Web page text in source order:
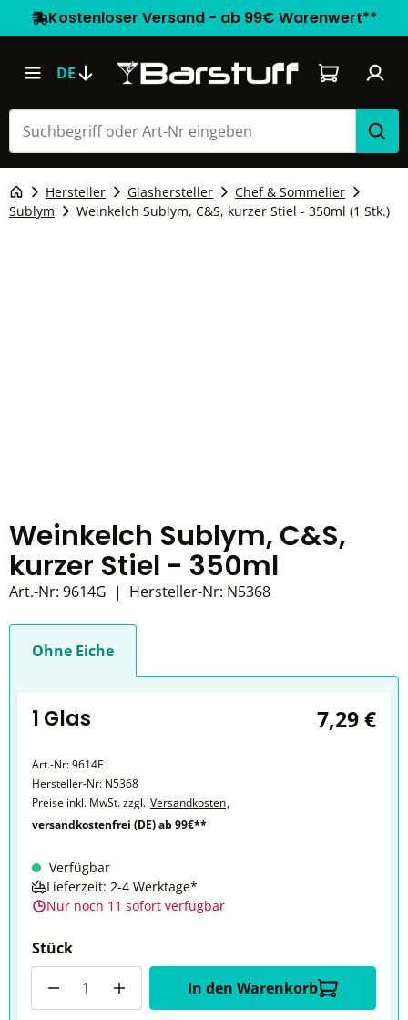
Kostenloser Versand - ab 99€ Warenwert**
DE Warenkorb
Hersteller Glashersteller
Chef & Sommelier
Sublym
Weinkelch Sublym, C&S, kurzer Stiel - 350ml (1 Stk.)
Weinkelch Sublym, C&S,
kurzer Stiel - 350ml
Art.-Nr: 9614G | Hersteller-Nr: N5368
Ohne Eiche
1 Glas 7,29 €
Art.-Nr:9614E
Hersteller-Nr: N5368
Preise inkl. MwSt. zzgl. Versandkosten,
versandkostenfrei (DE) ab 99€**
Verfügbar
Lieferzeit: 2-4 Werktage*
Nur noch 11 sofort verfügbar
Stück
In den Warenkorb